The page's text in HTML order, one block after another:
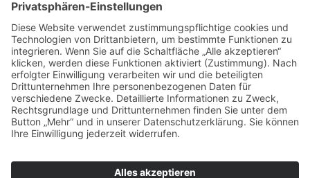
Redaktion bbkult.net
Centrum Bavaria Bohemia (CeBB)
Dr. Veronika Hofinger
Freyung 1, 92539 Schönsee
Tel.:+49 (0)9674 / 92 48 78
veronika.hofinger@cebb.de